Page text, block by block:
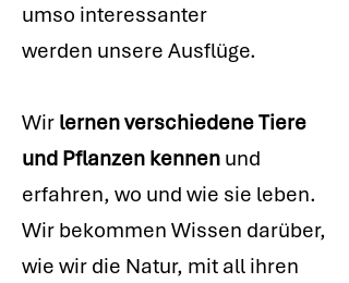
umso interessanter
werden unsere Ausflüge.
Wir lernen verschiedene Tiere
und Pflanzen kennen und
erfahren, wo und wie sie leben.
Wir bekommen Wissen darüber,
wie wir die Natur, mit all ihren